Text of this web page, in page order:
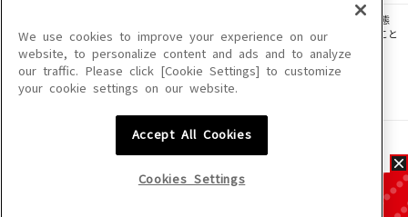
このサイトに掲載されている一切の文章・画像・写真・動画・音声等を、手段や形態
を問わず、著作権法の定める範囲を超えて無断で複製、転載、ファイル化などすること
を禁じます。
楽曲及びコンテンツは、機種によりご利用いただけない場合があります。
楽曲及びコンテンツの配信日、配信内容が変更になる場合があります。
We use cookies to improve your experience on our
website, to personalize content and ads and to analyze
our traffic. Please click [Cookie Settings] to customize
your cookie settings on our website.
Accept All Cookies
Cookies Settings